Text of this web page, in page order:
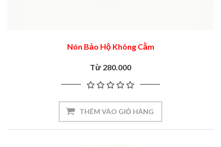
Nón Bảo Hộ Không Cằm
Từ 280.000